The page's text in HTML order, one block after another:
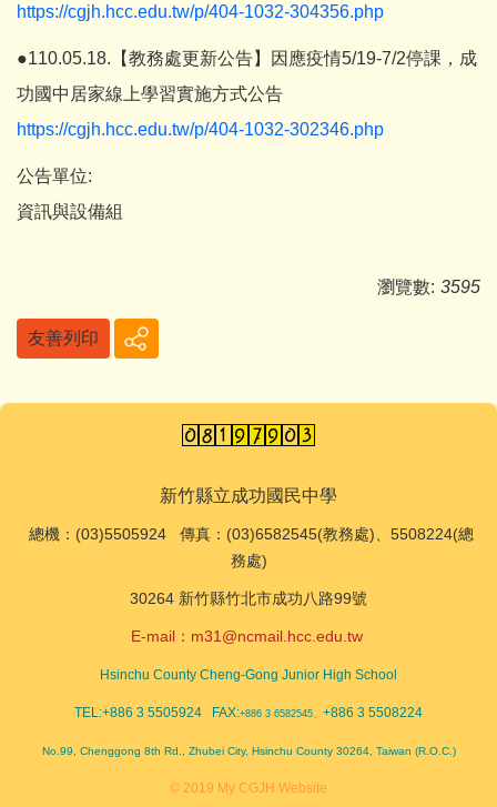
https://cgjh.hcc.edu.tw/p/404-1032-304356.php
●110.05.18.【教務處更新公告】因應疫情5/19-7/2停課，成
功國中居家線上學習實施方式公告
https://cgjh.hcc.edu.tw/p/404-1032-302346.php
公告單位:
資訊與設備組
瀏覽數: 3595
友善列印
新竹縣立成功國民中學
總機 ：(03)5505924 傳真：(03)6582545(教務處)、5508224(總
務處)
30264 新竹縣竹北市成功八路99號
E-mail： m31@ncmail.hcc.edu.tw
Hsinchu County Cheng-Gong Junior High School
TEL:+886 3 5505924 FAX:+886 3 6582545、 +886 3 5508224
No.99, Chenggong 8th Rd., Zhubei City, Hsinchu County 30264, Taiwan (R.O.C.)
© 2019 My CGJH Website